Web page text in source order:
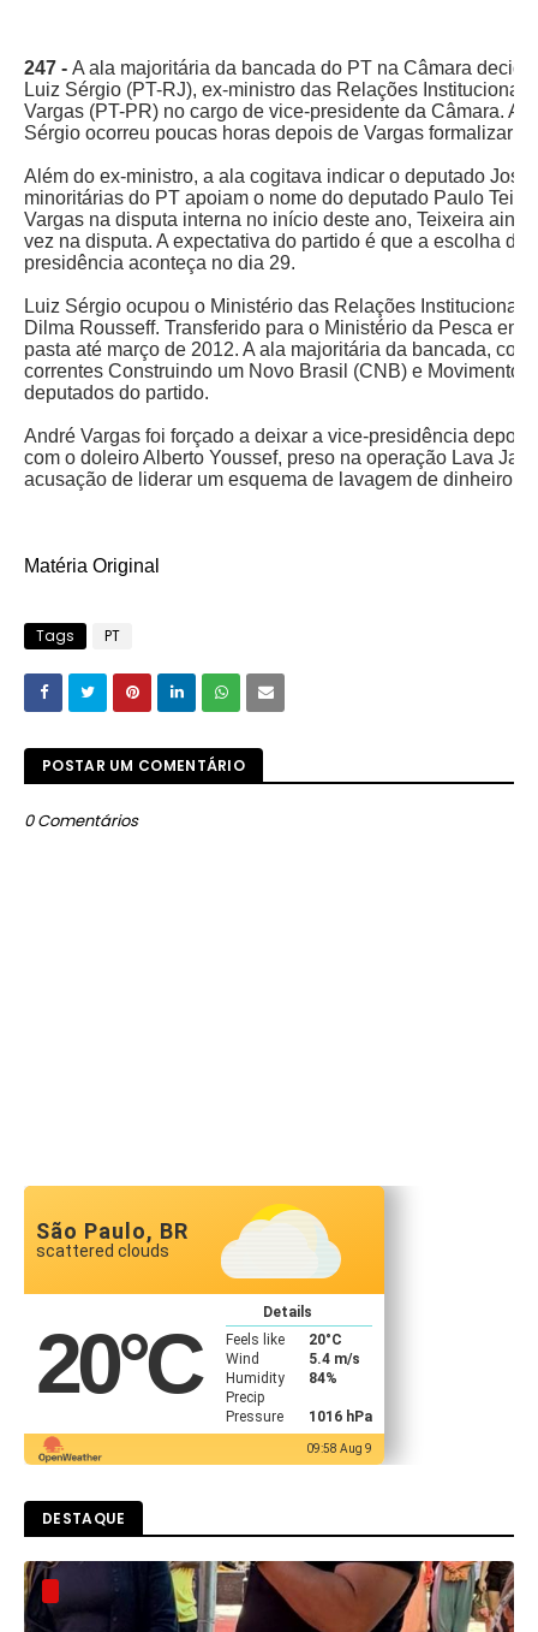
247 - A ala majoritária da bancada do PT na Câmara
Luiz Sérgio (PT-RJ), ex-ministro das Relações
Vargas (PT-PR) no cargo de vice-presidente da Câmara. A
Sérgio ocorreu poucas horas depois de Vargas formalizar a
Além do ex-ministro, a ala cogitava indicar o deputado
minoritárias do PT apoiam o nome do deputado Paulo
Vargas na disputa interna no início deste ano, Teixeira
vez na disputa. A expectativa do partido é que a escolha do
presidência aconteça no dia 29.
Luiz Sérgio ocupou o Ministério das Relações
Dilma Rousseff. Transferido para o Ministério da Pesca em
pasta até março de 2012. A ala majoritária da bancada,
correntes Construindo um Novo Brasil (CNB) e Movimento
deputados do partido.
André Vargas foi forçado a deixar a vice-presidência
com o doleiro Alberto Youssef, preso na operação Lava
acusação de liderar um esquema de lavagem de dinheiro
Matéria Original
Tags PT
POSTAR UM COMENTÁRIO
0 Comentários
São Paulo, BR
scattered clouds
20°C
Details
Feels like
20°C
Wind
5.4 m/s
Humidity
84%
Precip
Pressure
1016 hPa
09:58 Aug 9
DESTAQUE